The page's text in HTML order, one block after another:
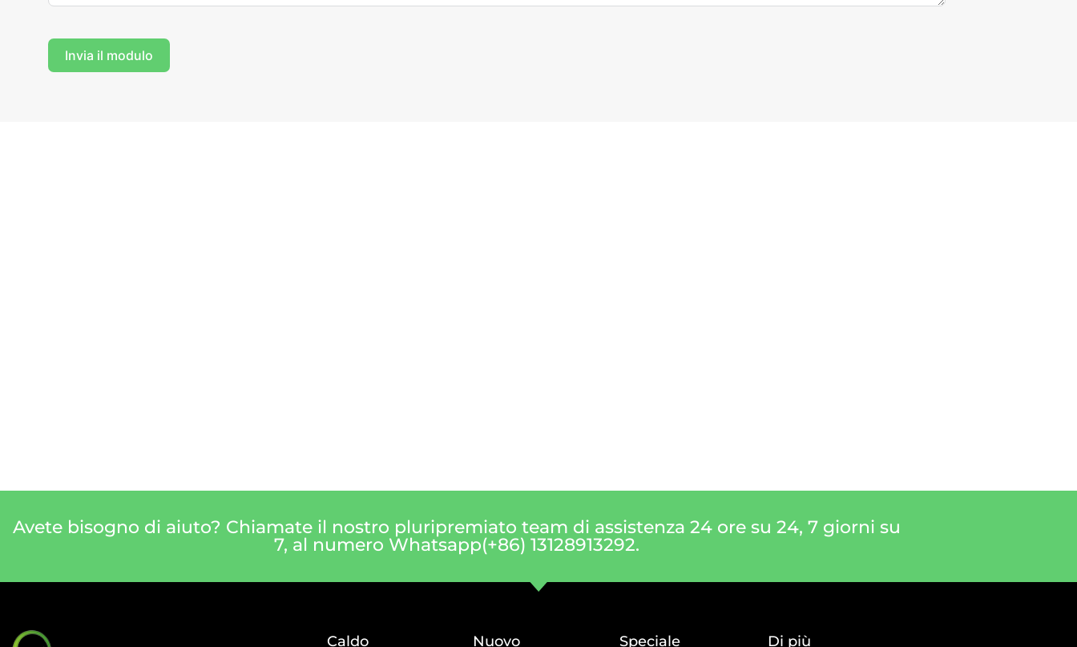
Invia il modulo
Avete bisogno di aiuto? Chiamate il nostro pluripremiato team di assistenza 24 ore su 24, 7 giorni su
7, al numero Whatsapp(+86) 13128913292.
Caldo Nuovo Speciale Di più